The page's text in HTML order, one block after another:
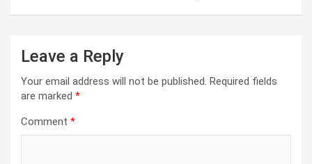
Leave a Reply
Your email address will not be published. Required fields
are marked *
Comment *